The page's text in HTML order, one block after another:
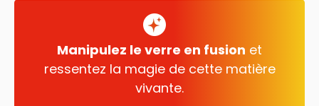
Manipulez le verre en fusion et
ressentez la magie de cette matière
vivante.